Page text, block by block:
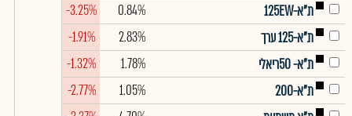
ת"א-125EW
0.84%
-3.25%
ת"א-125 ערך
2.83%
-1.91%
ת"א- 50ריאלי
1.78%
-1.32%
ת"א-200
1.05%
-2.77%